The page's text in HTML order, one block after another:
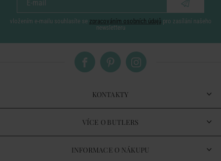
vložením e-mailu souhlasíte se zpracováním osobních údajů pro zasílání našeho
newsletteru
KONTAKTY
VÍCE O BUTLERS
INFORMACE O NÁKUPU